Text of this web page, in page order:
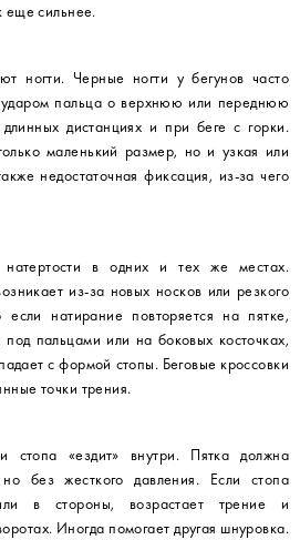
еще сильнее.
ногти. Черные ногти у бегунов часто
пальца о верхнюю или переднюю
дистанциях и при беге с горки.
маленький размер, но и узкая или
недостаточная фиксация, из-за чего
в одних и тех же местах.
из-за новых носков или резкого
натирание повторяется на пятке,
под пальцами или на боковых косточках,
с формой стопы. Беговые кроссовки
точки трения.
стопа «ездит» внутри. Пятка должна
без жесткого давления. Если стопа
в стороны, возрастает трение и
Иногда помогает другая шнуровка.